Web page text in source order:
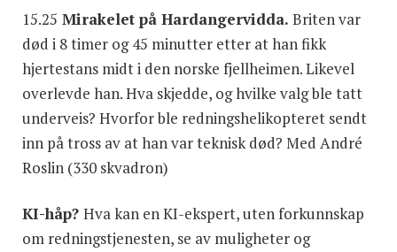
15.25 Mirakelet på Hardangervidda. Briten var
død i 8 timer og 45 minutter etter at han fikk
hjertestans midt i den norske fjellheimen. Likevel
overlevde han. Hva skjedde, og hvilke valg ble tatt
underveis? Hvorfor ble redningshelikopteret sendt
inn på tross av at han var teknisk død? Med André
Roslin (330 skvadron)
KI-håp? Hva kan en KI-ekspert, uten forkunnskap
om redningstjenesten, se av muligheter og